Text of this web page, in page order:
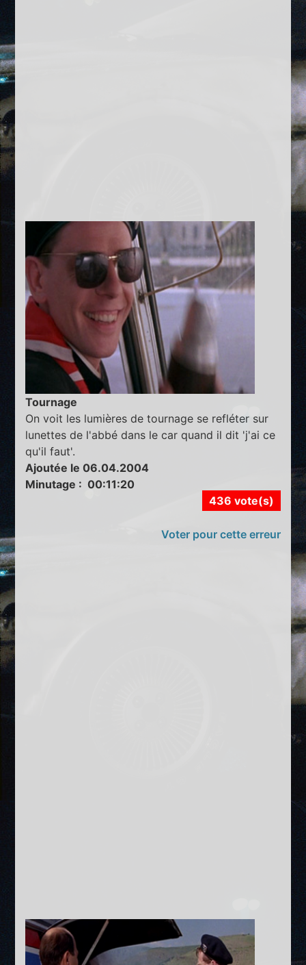
Tournage
On voit les lumières de tournage se refléter sur
lunettes de l'abbé dans le car quand il dit 'j'ai ce
qu'il faut'.
Ajoutée le 06.04.2004
Minutage : 00:11:20
436 vote(s)
Voter pour cette erreur